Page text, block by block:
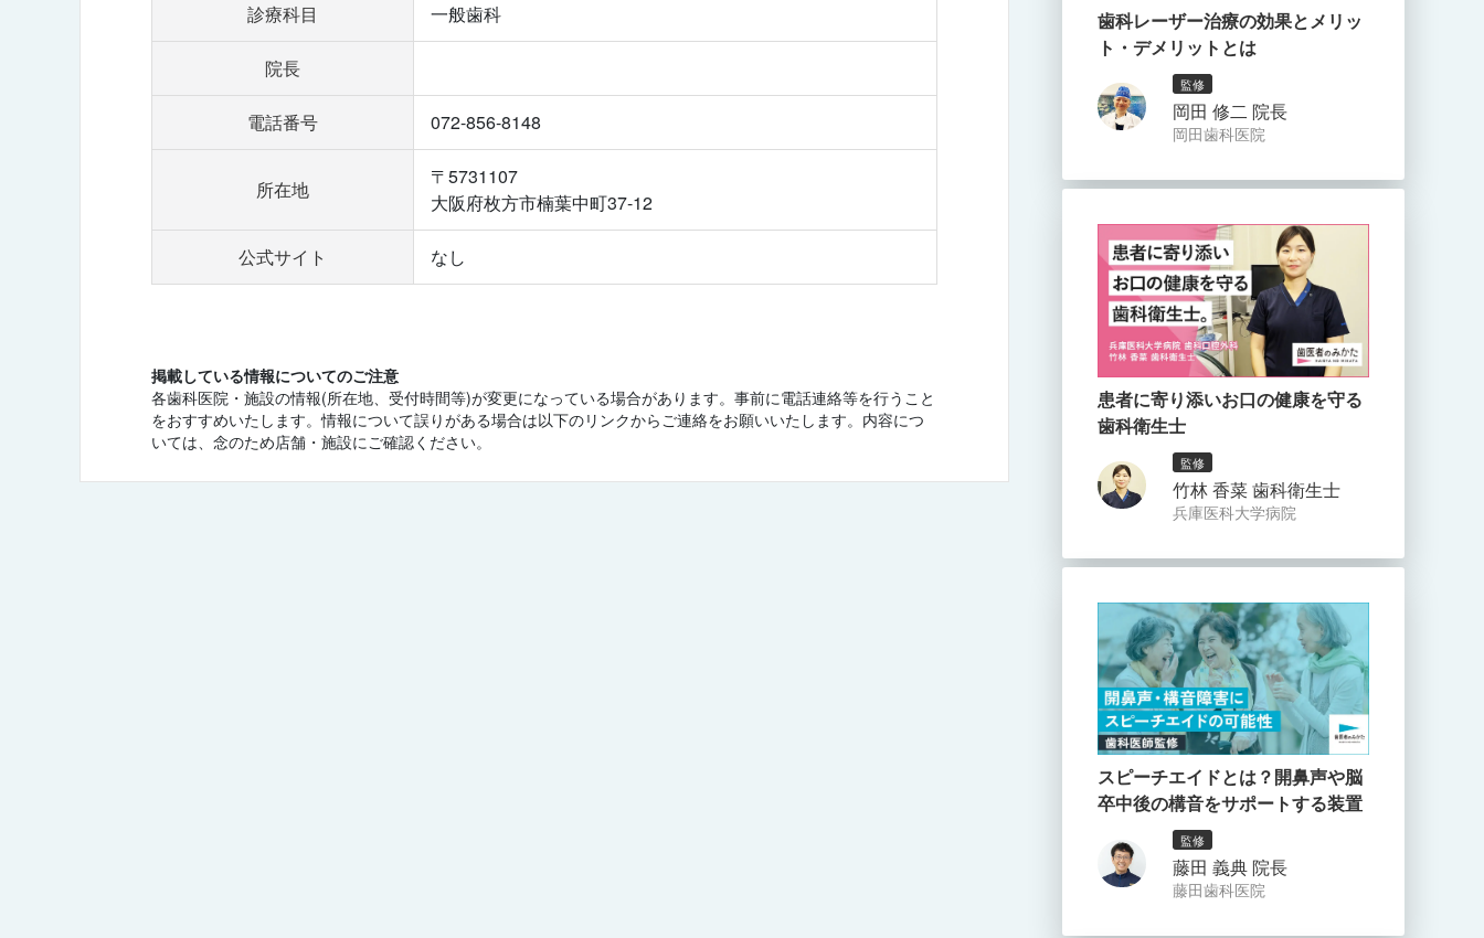
診療科目 一般歯科
院長
電話番号 072-856-8148
所在地
〒5731107
大阪府枚方市楠葉中町37-12
公式サイト なし
掲載している情報についてのご注意
各歯科医院・施設の情報(所在地、受付時間等)が変更になっている場合があります。事前に電話連絡等を行うこと
をおすすめいたします。情報について誤りがある場合は以下のリンクからご連絡をお願いいたします。内容につ
いては、念のため店舗・施設にご確認ください。
歯科レーザー治療の効果とメリッ
ト・デメリットとは
監修
岡田 修二 院長
岡田歯科医院
患者に寄り添いお口の健康を守る
歯科衛生士
監修
竹林 香菜 歯科衛生士
兵庫医科大学病院
スピーチエイドとは？開鼻声や脳
卒中後の構音をサポートする装置
監修
藤田 義典 院長
藤田歯科医院